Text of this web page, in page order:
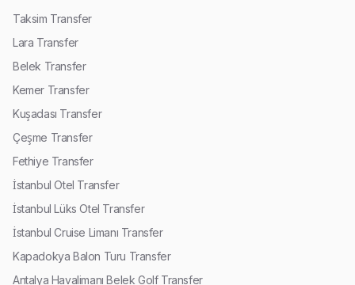
Taksim Transfer
Lara Transfer
Belek Transfer
Kemer Transfer
Kuşadası Transfer
Çeşme Transfer
Fethiye Transfer
İstanbul Otel Transfer
İstanbul Lüks Otel Transfer
İstanbul Cruise Limanı Transfer
Kapadokya Balon Turu Transfer
Antalya Havalimanı Belek Golf Transfer